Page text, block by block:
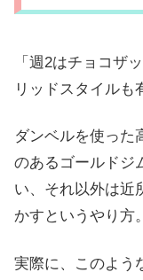
「週2はチョコザ
リッドスタイルも
ダンベルを使った
のあるゴールドジ
い、それ以外は近
かすというやり方。
実際に、このよう